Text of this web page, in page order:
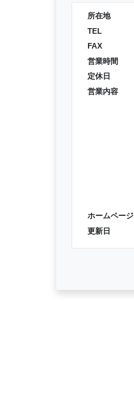
所在地
TEL
FAX
営業時間
定休日
営業内容
ホームページ
更新日